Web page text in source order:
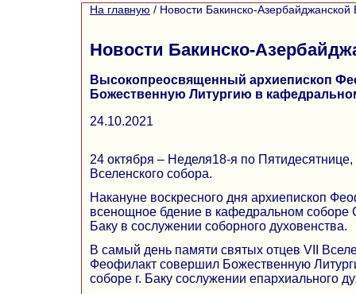
На главную / Новости Бакинско-Азербайджанской
Новости Бакинско-
Высокопреосвященный архиепископ
Божественную Литургию в
24.10.2021
24 октября – Неделя18-я по
Вселенского собора.
Накануне воскресного дня архиепископ
всенощное бдение в кафедральном соборе
Баку в сослужении соборного духовенства.
В самый день памяти святых отцев VII
Феофилакт совершил Божественную
соборе г. Баку сослужении епархиального